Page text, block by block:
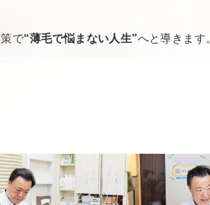
で“薄毛で悩まない人生”へと導きます